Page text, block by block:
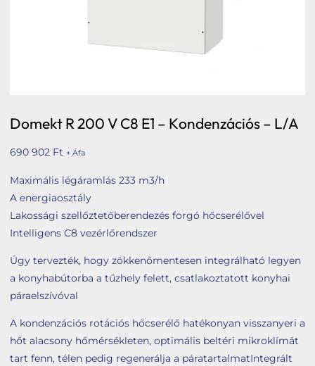
Komforttechnika
Társasházi kéményfelújítás
Rólunk
Portfólió
Hírek
Webshop
Kapcsolat
Belépés / Regisztráció
Kosár
Domekt R 200 V C8 E1 – Kondenzációs – L/A
690 902 Ft + Áfa
Maximális légáramlás 233 m3/h
A energiaosztály
Lakossági szellőztetőberendezés forgó hőcserélővel
Intelligens C8 vezérlőrendszer
Úgy tervezték, hogy zökkenőmentesen integrálható legyen
a konyhabútorba a tűzhely felett, csatlakoztatott konyhai
páraelszívóval
A kondenzációs rotációs hőcserélő hatékonyan visszanyeri a
hőt alacsony hőmérsékleten, optimális beltéri mikroklímát
tart fenn, télen pedig regenerálja a páratartalmatIntegrált